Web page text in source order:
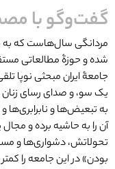
گفت‌وگو با
مردانگی سال‌هاست که به
شده و حوزۀ مطالعاتی
جامعۀ ایران مبحثی نوپا
یک‌ سو، و صدای رسای زنان
به تبعیض‌ها و
آن را به حاشیه برده و
تحولاتش، دشواری‌ها و
بودن» در این جامعه را